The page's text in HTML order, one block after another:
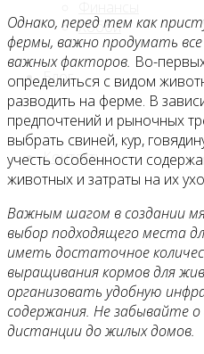
Хобби
Блог
Контакты
Однако, перед тем как
фермы, важно продумать
важных факторов. Во-
определиться с видом
разводить на ферме. В
предпочтений и рыночных
выбрать свиней, кур,
учесть особенности
животных и затраты на их
Важным шагом в создании
выбор подходящего места
иметь достаточное
выращивания кормов для
организовать удобную
содержания. Не забывайте
дистанции до жилых домов.